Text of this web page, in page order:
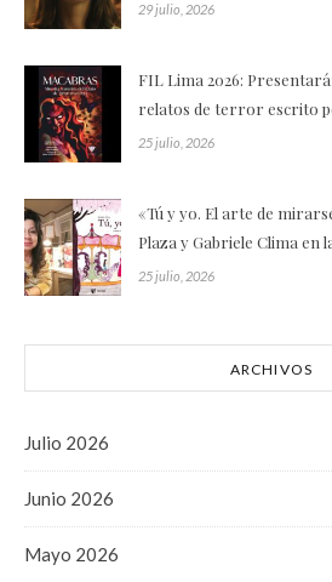
29 julio, 2026
FIL Lima 2026:
relatos de terror escrito
25 julio, 2026
«Tú y yo. El arte de
Plaza y Gabriele Clima en
25 julio, 2026
ARCHIVOS
Julio 2026
Junio 2026
Mayo 2026